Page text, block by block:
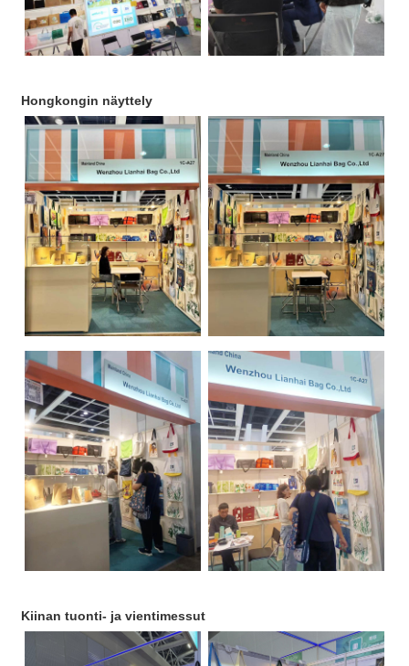
Hongkongin näyttely
Kiinan tuonti- ja vientimessut